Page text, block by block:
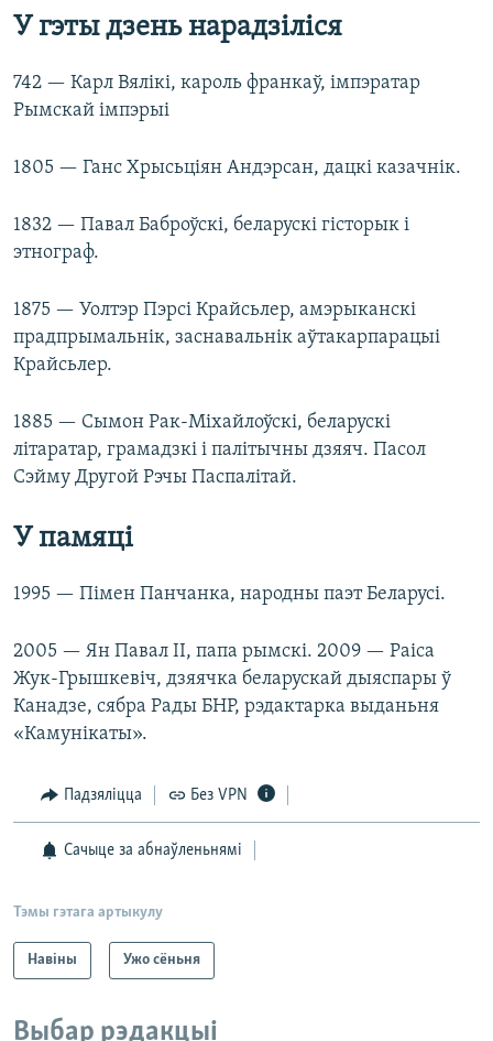
У гэты дзень нарадзіліся
742 — Карл Вялікі, кароль франкаў, імпэратар
Рымскай імпэрыі
1805 — Ганс Хрысьціян Андэрсан, дацкі казачнік.
1832 — Павал Баброўскі, беларускі гісторык і
этнограф.
1875 — Уолтэр Пэрсі Крайсьлер, амэрыканскі
прадпрымальнік, заснавальнік аўтакарпарацыі
Крайсьлер.
1885 — Сымон Рак-Міхайлоўскі, беларускі
літаратар, грамадзкі і палітычны дзяяч. Пасол
Сэйму Другой Рэчы Паспалітай.
У памяці
1995 — Пімен Панчанка, народны паэт Беларусі.
2005 — Ян Павал II, папа рымскі. 2009 — Раіса
Жук-Грышкевіч, дзяячка беларускай дыяспары ў
Канадзе, сябра Рады БНР, рэдактарка выданьня
«Камунікаты».
Падзяліцца Без VPN
Сачыце за абнаўленьнямі
Тэмы гэтага артыкулу
Навіны Ужо сёньня
Выбар рэдакцыі